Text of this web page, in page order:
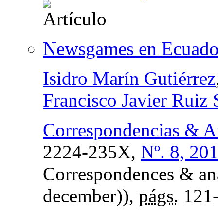
Newsgames en
Isidro Marín Gutiérrez
Francisco Javier Ruiz
Correspondencias &
2224-235X, Nº. 8,
Correspondences &
december)), págs.